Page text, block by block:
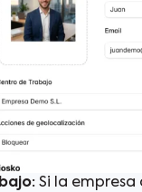
Si la empresa